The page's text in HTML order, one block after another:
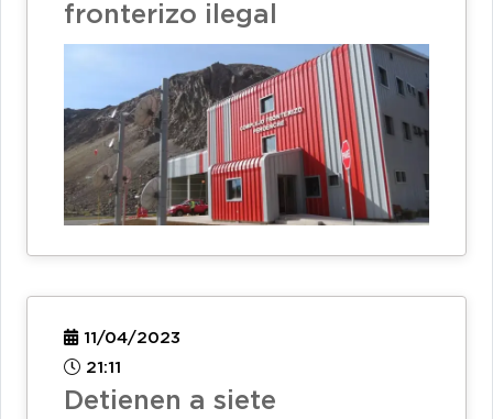
fronterizo ilegal
11/04/2023
21:11
Detienen a siete